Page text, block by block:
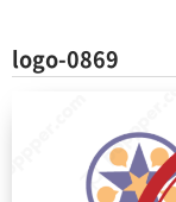
logo-0869